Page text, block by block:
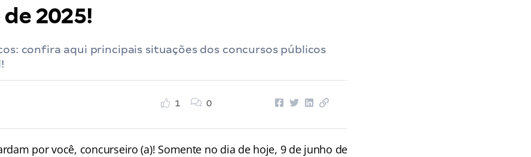
2025!
confira aqui principais situações dos concursos públicos
1 0
por você, concurseiro (a)! Somente no dia de hoje, 9 de junho de